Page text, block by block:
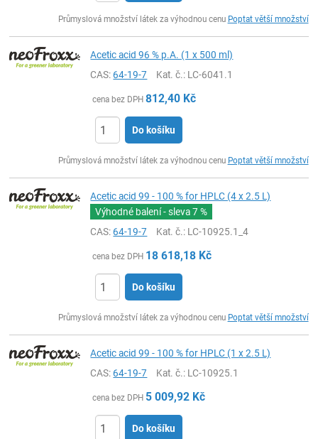
Průmyslová množství látek za výhodnou cenu Poptat větší množství
Acetic acid 96 % p.A. (1 x 500 ml)
CAS:64-19-7 Kat. č.: LC-6041.1
cena bez DPH 812,40 Kč
Do košíku
Průmyslová množství látek za výhodnou cenu Poptat větší množství
Acetic acid 99 - 100 % for HPLC (4 x 2.5 L)
Výhodné balení - sleva7 %
CAS:64-19-7 Kat. č.: LC-10925.1_4
cena bez DPH 18 618,18 Kč
Do košíku
Průmyslová množství látek za výhodnou cenu Poptat větší množství
Acetic acid 99 - 100 % for HPLC (1 x 2.5 L)
CAS:64-19-7 Kat. č.: LC-10925.1
cena bez DPH 5 009,92 Kč
Do košíku